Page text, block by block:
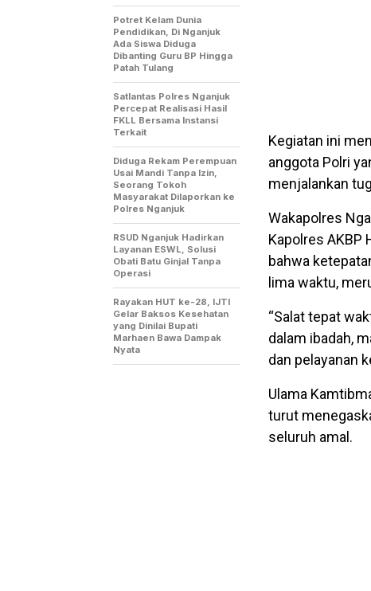
Kegiatan ini
anggota Polri
menjalankan
Wakapolres
Kapolres AKBP
bahwa
lima waktu,
“Salat tepat
dalam ibadah,
dan pelayanan
Ulama
turut
seluruh amal.
Potret Kelam Dunia
Pendidikan, Di Nganjuk
Ada Siswa Diduga
Dibanting Guru BP Hingga
Patah Tulang
Satlantas Polres Nganjuk
Percepat Realisasi Hasil
FKLL Bersama Instansi
Terkait
Diduga Rekam Perempuan
Usai Mandi Tanpa Izin,
Seorang Tokoh
Masyarakat Dilaporkan ke
Polres Nganjuk
RSUD Nganjuk Hadirkan
Layanan ESWL, Solusi
Obati Batu Ginjal Tanpa
Operasi
Rayakan HUT ke-28, IJTI
Gelar Baksos Kesehatan
yang Dinilai Bupati
Marhaen Bawa Dampak
Nyata